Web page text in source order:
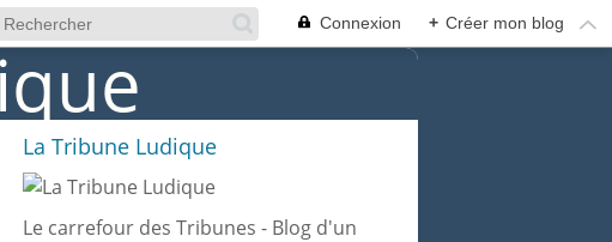
Connexion + Créer mon blog
La Tribune Ludique
Le carrefour des Tribunes - Blog d'un